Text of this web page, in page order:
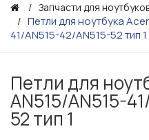
Запчасти для
Петли для ноутбука
41/AN515-42/AN515-52 тип 1
Петли для
AN515/AN515-
52 тип 1